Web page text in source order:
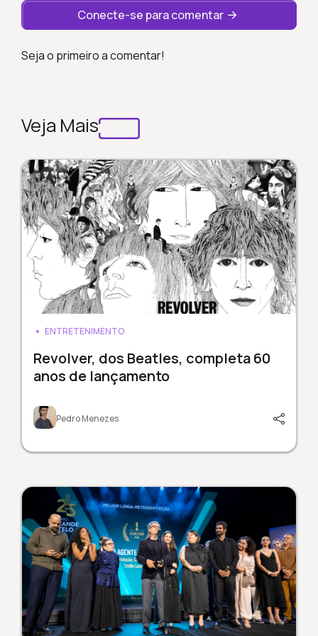
Conecte-se para comentar
Seja o primeiro a comentar!
Veja Mais
ENTRETENIMENTO
Revolver, dos Beatles, completa 60
anos de lançamento
Pedro Menezes